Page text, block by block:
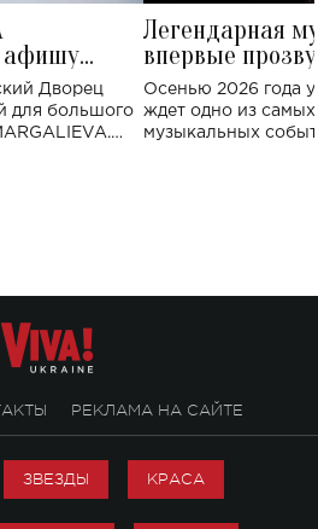
афишу
Дворце
Дворец
для большого
Легендарная
впервые
Украине: где
Осенью 2026 года
ждет одно из
музыкальных
РЕКЛАМА НА САЙТЕ
ЗВЕЗДЫ КРАСА